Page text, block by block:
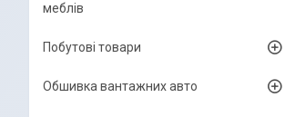
меблів
Побутові товари
Обшивка вантажних авто